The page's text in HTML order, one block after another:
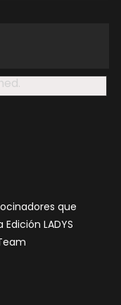
que
LADYS